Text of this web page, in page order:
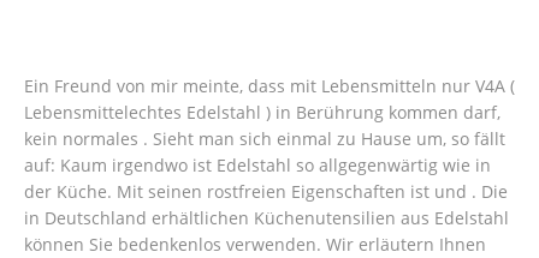
Ein Freund von mir meinte, dass mit Lebensmitteln nur V4A (
Lebensmittelechtes Edelstahl ) in Berührung kommen darf,
kein normales . Sieht man sich einmal zu Hause um, so fällt
auf: Kaum irgendwo ist Edelstahl so allgegenwärtig wie in
der Küche. Mit seinen rostfreien Eigenschaften ist und . Die
in Deutschland erhältlichen Küchenutensilien aus Edelstahl
können Sie bedenkenlos verwenden. Wir erläutern Ihnen